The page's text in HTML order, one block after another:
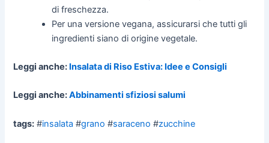
di freschezza.
Per una versione vegana, assicurarsi che tutti gli
ingredienti siano di origine vegetale.
Leggi anche: Insalata di Riso Estiva: Idee e Consigli
Leggi anche:Abbinamenti sfiziosi salumi
tags: #insalata #grano #saraceno #zucchine